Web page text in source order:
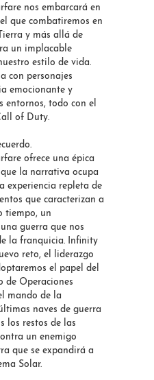
nos embarcará en
que combatiremos en
y más allá de
un implacable
estilo de vida.
con personajes
emocionante y
entornos, todo con el
of Duty.
ofrece una épica
la narrativa ocupa
experiencia repleta de
que caracterizan a
tiempo, un
guerra que nos
la franquicia. Infinity
reto, el liderazgo
el papel del
de Operaciones
mando de la
naves de guerra
los restos de las
un enemigo
que se expandirá a
Solar.